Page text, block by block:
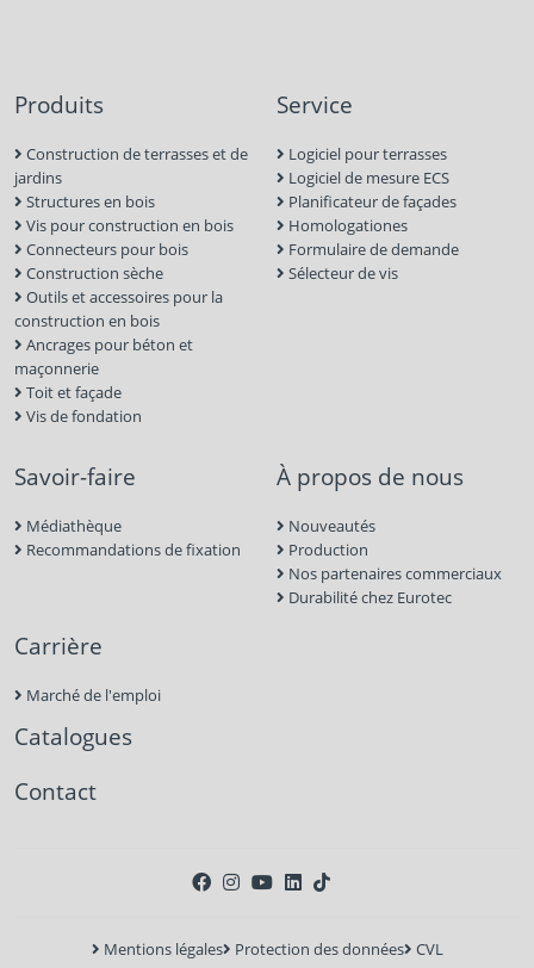
Produits
Construction de terrasses et de
jardins
Structures en bois
Vis pour construction en bois
Connecteurs pour bois
Construction sèche
Outils et accessoires pour la
construction en bois
Ancrages pour béton et
maçonnerie
Toit et façade
Vis de fondation
Service
Logiciel pour terrasses
Logiciel de mesure ECS
Planificateur de façades
Homologationes
Formulaire de demande
Sélecteur de vis
Savoir-faire
Médiathèque
Recommandations de fixation
À propos de nous
Nouveautés
Production
Nos partenaires commerciaux
Durabilité chez Eurotec
Carrière
Marché de l'emploi
Catalogues
Contact
Mentions légales Protection des données CVL